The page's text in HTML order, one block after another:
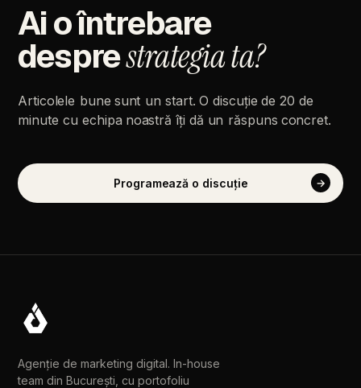
Aioîntrebare
desprestrategiata?
Articolele bune sunt un start. O discuție de 20 de
minute cu echipa noastră îți dă un răspuns concret.
Programează o discuție →
Agenție de marketing digital. In-house
team din București, cu portofoliu